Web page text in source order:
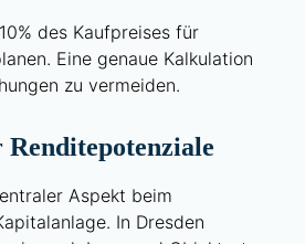
des Kaufpreises für
Eine genaue Kalkulation
zu vermeiden.
Aspekt beim
In Dresden